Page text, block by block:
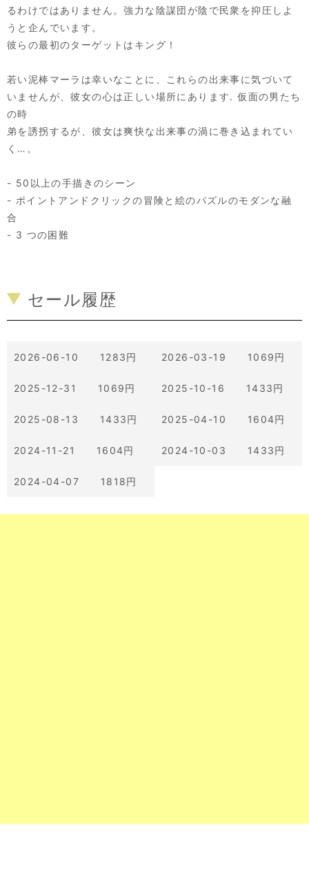
るわけではありません。強力な陰謀団が陰で民衆を抑圧しよ
うと企んでいます。
彼らの最初のターゲットはキング！
若い泥棒マーラは幸いなことに、これらの出来事に気づいて
いませんが、彼女の心は正しい場所にあります. 仮面の男たち
の時
弟を誘拐するが、彼女は爽快な出来事の渦に巻き込まれてい
く…。
- 50以上の手描きのシーン
- ポイントアンドクリックの冒険と絵のパズルのモダンな融
合
- 3 つの困難
セール履歴
2026-06-10 1283円 2026-03-19 1069円
2025-12-31 1069円 2025-10-16 1433円
2025-08-13 1433円 2025-04-10 1604円
2024-11-21 1604円 2024-10-03 1433円
2024-04-07 1818円